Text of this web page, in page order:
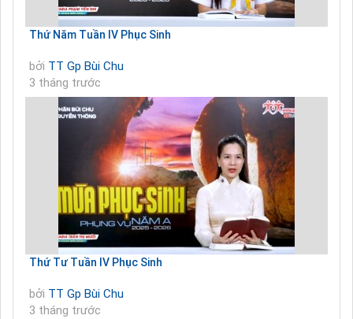
Thứ Năm Tuần IV Phục Sinh
bởi TT Gp Bùi Chu
3 tháng trước
Thứ Tư Tuần IV Phục Sinh
bởi TT Gp Bùi Chu
3 tháng trước